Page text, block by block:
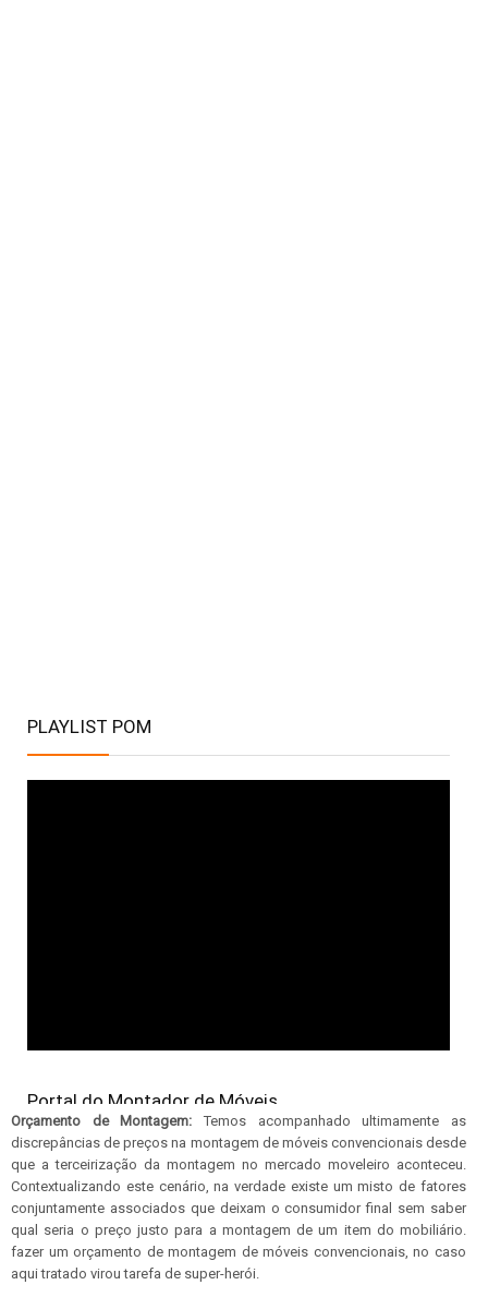
Orçamento de Montagem: Temos acompanhado ultimamente as
discrepâncias de preços na montagem de móveis convencionais desde
que a terceirização da montagem no mercado moveleiro aconteceu.
Contextualizando este cenário, na verdade existe um misto de fatores
conjuntamente associados que deixam o consumidor final sem saber
qual seria o preço justo para a montagem de um item do mobiliário.
fazer um orçamento de montagem de móveis convencionais, no caso
aqui tratado virou tarefa de super-herói.